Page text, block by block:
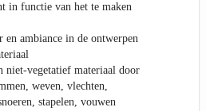
in functie van het te maken
en ambiance in de ontwerpen
niet-vegetatief materiaal door
weven, vlechten,
stapelen, vouwen